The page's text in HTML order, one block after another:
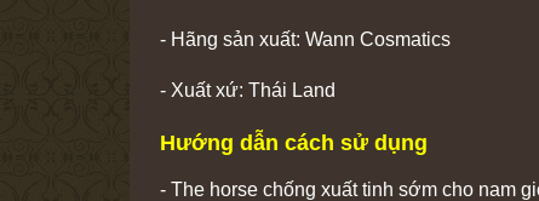
- Hãng sản xuất: Wann Cosmatics
- Xuất xứ: Thái Land
Hướng dẫn cách sử dụng
- The horse chống xuất tinh sớm cho nam